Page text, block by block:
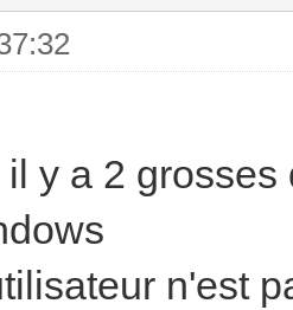
y a 2 grosses
n'est